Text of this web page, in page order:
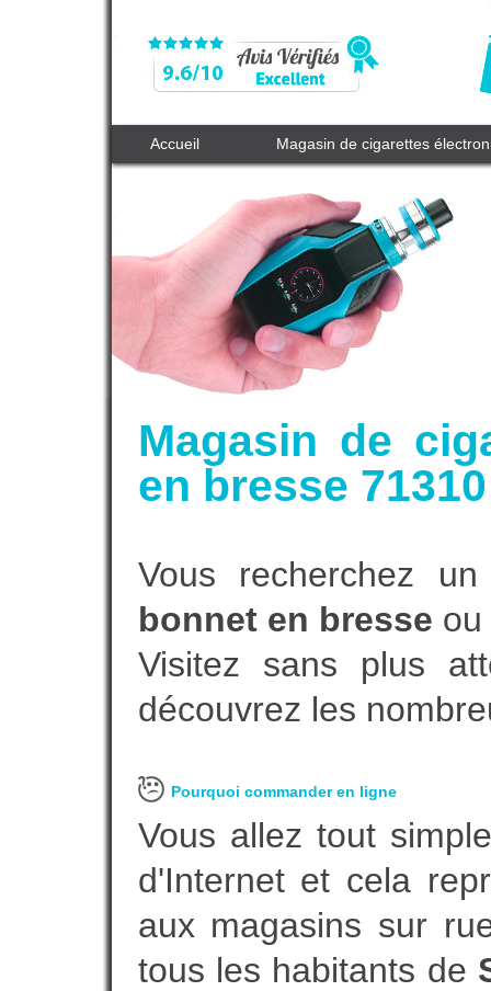
Accueil Magasin de cigarettes
Magasin de
en bresse 71310
Vous recherchez
bonnet en bresse ou
Visitez sans plus
découvrez les
Pourquoi commander en ligne
Vous allez tout
d'Internet et cela
aux magasins sur
tous les habitants de